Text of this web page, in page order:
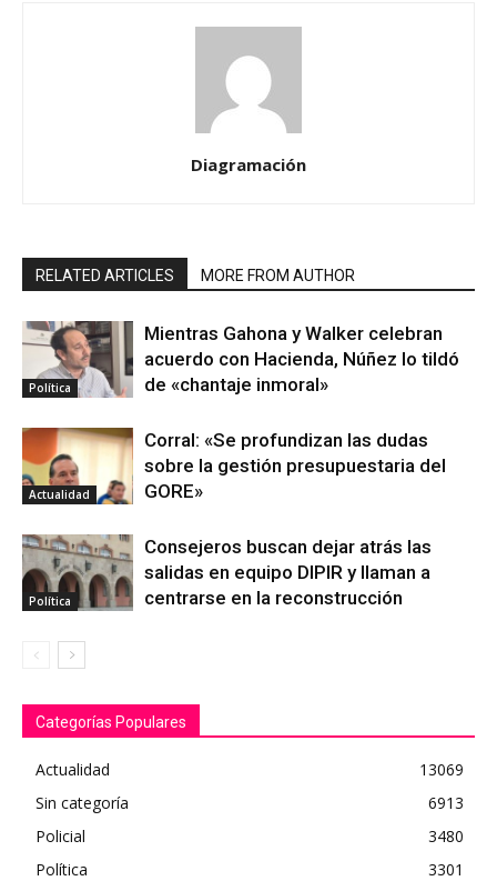
Diagramación
RELATED ARTICLES MORE FROM AUTHOR
Política
Mientras Gahona y Walker celebran
acuerdo con Hacienda, Núñez lo tildó
de «chantaje inmoral»
Actualidad
Corral: «Se profundizan las dudas
sobre la gestión presupuestaria del
GORE»
Política
Consejeros buscan dejar atrás las
salidas en equipo DIPIR y llaman a
centrarse en la reconstrucción
Categorías Populares
Actualidad
13069
Sin categoría
6913
Policial
3480
Política
3301